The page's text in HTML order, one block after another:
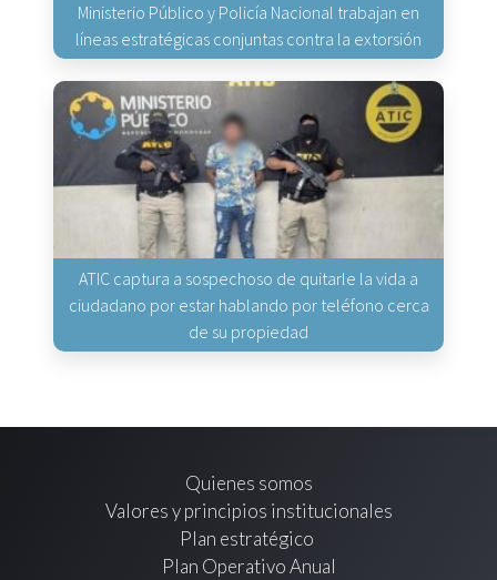
Ministerio Público y Policía Nacional trabajan en
líneas estratégicas conjuntas contra la extorsión
ATIC captura a sospechoso de quitarle la vida a
ciudadano por estar hablando por teléfono cerca
de su propiedad
Quienes somos
Valores y principios institucionales
Plan estratégico
Plan Operativo Anual